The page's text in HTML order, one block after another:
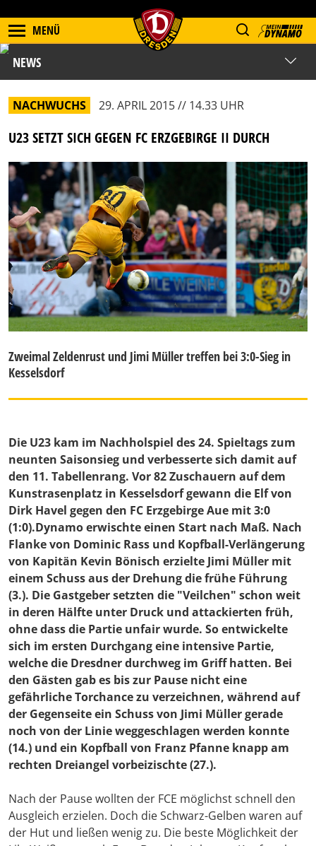
MENÜ
NEWS
NACHWUCHS 29. APRIL 2015 // 14.33 UHR
U23 SETZT SICH GEGEN FC ERZGEBIRGE II DURCH
Zweimal Zeldenrust und Jimi Müller treffen bei 3:0-Sieg in
Kesselsdorf
Die U23 kam im Nachholspiel des 24. Spieltags zum
neunten Saisonsieg und verbesserte sich damit auf
den 11. Tabellenrang. Vor 82 Zuschauern auf dem
Kunstrasenplatz in Kesselsdorf gewann die Elf von
Dirk Havel gegen den FC Erzgebirge Aue mit 3:0
(1:0).Dynamo erwischte einen Start nach Maß. Nach
Flanke von Dominic Rass und Kopfball-Verlängerung
von Kapitän Kevin Bönisch erzielte Jimi Müller mit
einem Schuss aus der Drehung die frühe Führung
(3.). Die Gastgeber setzten die "Veilchen" schon weit
in deren Hälfte unter Druck und attackierten früh,
ohne dass die Partie unfair wurde. So entwickelte
sich im ersten Durchgang eine intensive Partie,
welche die Dresdner durchweg im Griff hatten. Bei
den Gästen gab es bis zur Pause nicht eine
gefährliche Torchance zu verzeichnen, während auf
der Gegenseite ein Schuss von Jimi Müller gerade
noch von der Linie weggeschlagen werden konnte
(14.) und ein Kopfball von Franz Pfanne knapp am
rechten Dreiangel vorbeizischte (27.).
Nach der Pause wollten der FCE möglichst schnell den
Ausgleich erzielen. Doch die Schwarz-Gelben waren auf
der Hut und ließen wenig zu. Die beste Möglichkeit der